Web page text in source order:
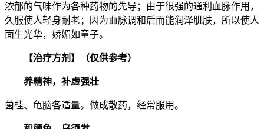
浓郁的气味作为各种药物的先导；由于很强的通利血脉作用，
久服使人轻身耐老；因为血脉调和后而能润泽肌肤，所以使人
面生光华，娇媚如童子。
【治疗方剂】（仅供参考）
养精神，补虚强壮
菌桂、龟脑各适量。做成散药，经常服用。